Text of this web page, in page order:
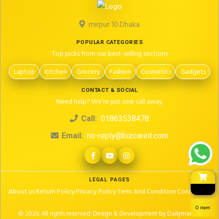
0 item
mirpur 10.Dhaka
POPULAR CATEGORIES
Top picks from our best-selling sections
Laptop
Kitchen Grocery Fashion Cosmetics Gadgets
CONTACT & SOCIAL
Need help? We’re just one call away.
Call: 01863538478
Email: no-reply@bizcareit.com
LEGAL PAGES
About usReturn PolicyPrivacy PolicyTerm And ConditionContact Us
© 2026. All rights reserved.Design & Development by Dailymartbd